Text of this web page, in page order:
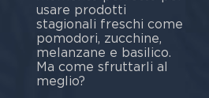
usare prodotti
stagionali freschi come
pomodori, zucchine,
melanzane e basilico.
Ma come sfruttarli al
meglio?